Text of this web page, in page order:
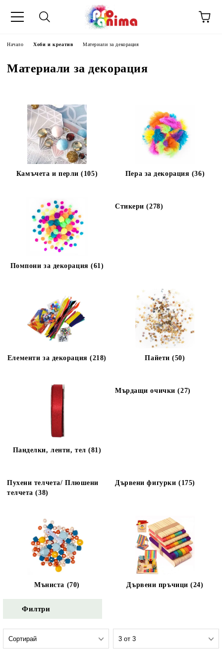
Начало Хоби и креатив Материали за декорация
Материали за декорация
Камъчета и перли (105) Пера за декорация (36)
Помпони за декорация (61)
Стикери (278)
Елементи за декорация (218) Пайети (50)
Панделки, ленти, тел (81)
Мърдащи очички (27)
Пухени телчета/ Плюшени
телчета (38)
Дървени фигурки (175)
Мъниста (70) Дървени пръчици (24)
Филтри